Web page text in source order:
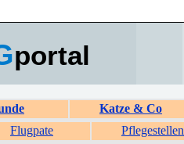
portal
Katze & Co
Flugpate Pflegestellen